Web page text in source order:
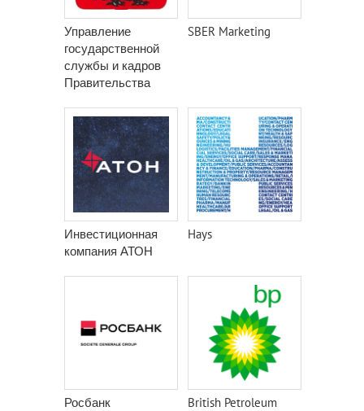
Управление
государственной
службы и кадров
Правительства
SBER Marketing
Инвестиционная
компания АТОН
Hays
Росбанк British Petroleum